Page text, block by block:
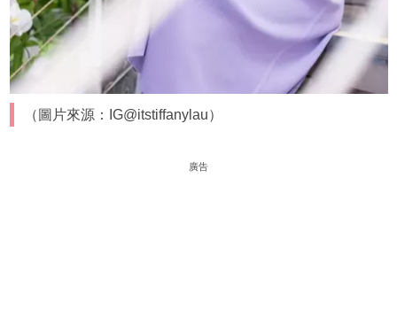
（圖片來源：IG@itstiffanylau）
廣告